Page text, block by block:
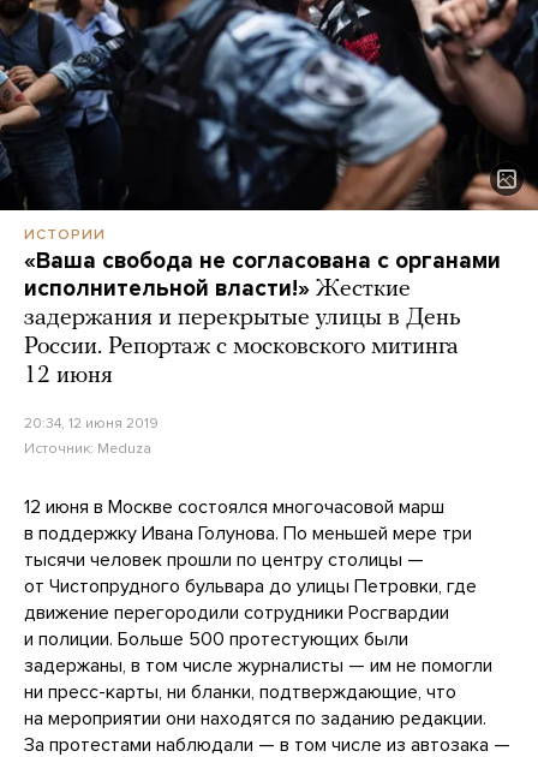
ИСТОРИИ
«Ваша свобода не согласована с органами
исполнительной власти!» Жесткие
задержания и перекрытые улицы в День
России. Репортаж с московского митинга
12 июня
20:34, 12 июня 2019
Источник: Meduza
12 июня в Москве состоялся многочасовой марш
в поддержку Ивана Голунова. По меньшей мере три
тысячи человек прошли по центру столицы —
от Чистопрудного бульвара до улицы Петровки, где
движение перегородили сотрудники Росгвардии
и полиции. Больше 500 протестующих были
задержаны, в том числе журналисты — им не помогли
ни пресс-карты, ни бланки, подтверждающие, что
на мероприятии они находятся по заданию редакции.
За протестами наблюдали — в том числе из автозака —